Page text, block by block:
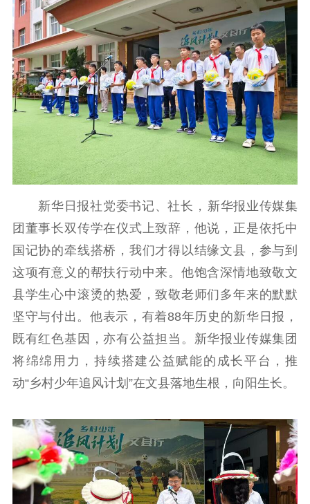
电影工作
电影创作 电影市场
机关党建
党建要闻 学习在线
文化人才
紫金人才 职称评审
数据资源
公共服务
新时代公民素养
提升资源库
新闻出版
政务服务
作品著作权
登记服务
科研创新
服务管理平台
智库服务
管理平台
文艺创作
服务管理
文化产业
统计分析
数字出版
审读服务
新闻发布工作备
案管理系统
电影
理论宣讲
政工继续教育学
责任编辑注册
业务申报系统
新华日报社党委书记、社长‌，‌新华报业传媒集
团董事长双传学在仪式上致辞，他说，正是依托中
国记协的牵线搭桥，我们才得以结缘文县，参与到
这项有意义的帮扶行动中来。他饱含深情地致敬文
县学生心中滚烫的热爱，致敬老师们多年来的默默
坚守与付出。他表示，有着88年历史的新华日报，
既有红色基因，亦有公益担当。新华报业传媒集团
将绵绵用力，持续搭建公益赋能的成长平台，推
动“乡村少年追风计划”在文县落地生根，向阳生长。